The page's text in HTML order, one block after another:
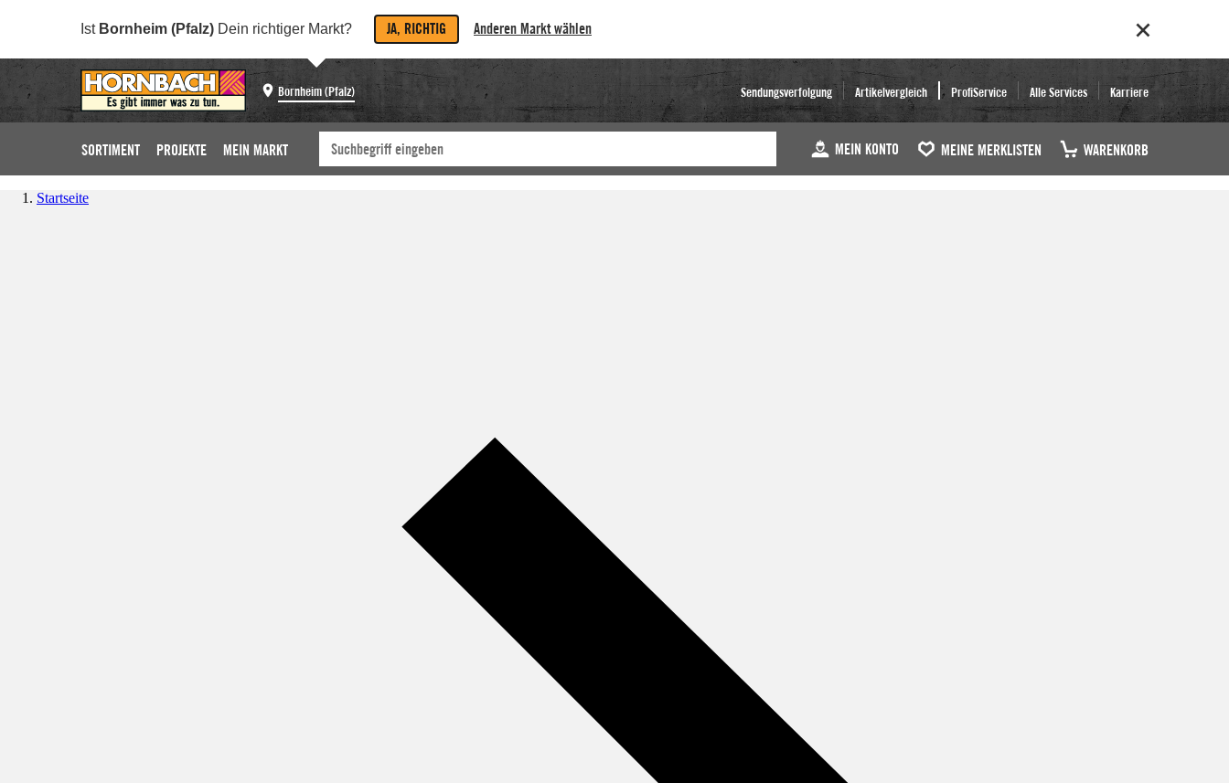
Ist Bornheim (Pfalz) Dein richtiger Markt? JA, RICHTIG Anderen Markt wählen
Bornheim (Pfalz) Sendungsverfolgung Artikelvergleich ProfiService Alle Services Karriere
SORTIMENT PROJEKTE MEIN MARKT MEIN KONTO MEINE MERKLISTEN WARENKORB
Startseite